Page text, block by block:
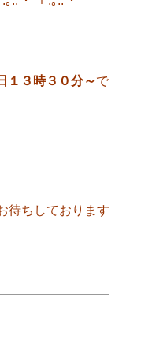
１３時３０分～で
待ちしております